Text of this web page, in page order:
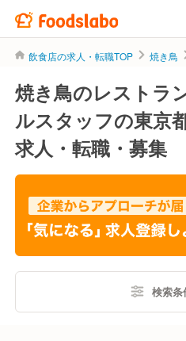
飲食店の求人・転職TOP 焼き鳥
焼き鳥のレストラ
ルスタッフの東京
求人・転職・募集
検索条